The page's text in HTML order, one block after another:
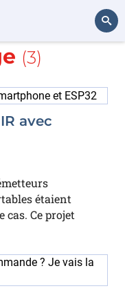
(3)
avec
étaient
cas. Ce projet